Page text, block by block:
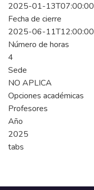
2025-01-13T07:00:00
Fecha de cierre
2025-06-11T12:00:00
Número de horas
4
Sede
NO APLICA
Opciones académicas
Profesores
Año
2025
tabs